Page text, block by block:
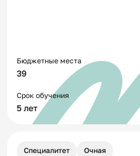
Бюджетные места
39
Срок обучения
5 лет
Специалитет Очная